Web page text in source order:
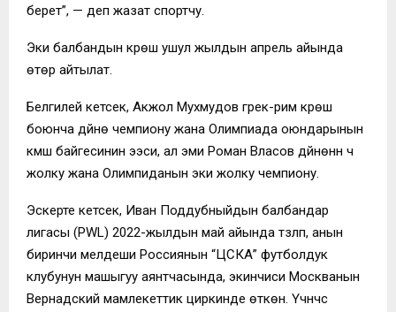
берет”, — деп жазат спортчу.
Эки балбандын күрөшү ушул жылдын апрель айында
өтөрү айтылат.
Белгилей кетсек, Акжол Мухмудов грек-рим күрөшү
боюнча дүйнө чемпиону жана Олимпиада оюндарынын
күмүш байгесинин ээси, ал эми Роман Власов дүйнөнүн үч
жолку жана Олимпиданын эки жолку чемпиону.
Эскерте кетсек, Иван Поддубныйдын балбандар
лигасы (PWL) 2022-жылдын май айында түзүлүп, анын
биринчи мелдеши Россиянын “ЦСКА” футболдук
клубунун машыгуу аянтчасында, экинчиси Москванын
Вернадский мамлекеттик циркинде өткөн. Үчүнчүсү